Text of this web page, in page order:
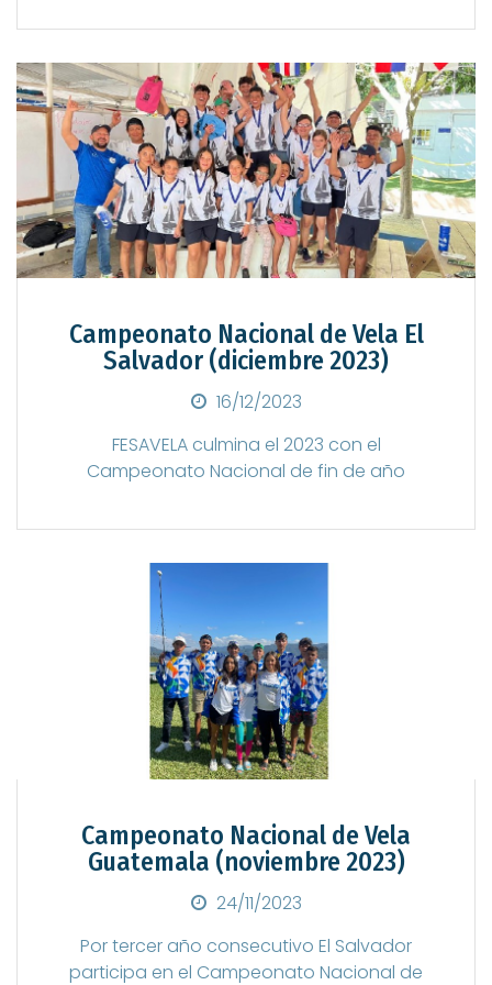
Campeonato Nacional de Vela El
Salvador (diciembre 2023)
Posted on
16/12/2023
FESAVELA culmina el 2023 con el
Campeonato Nacional de fin de año
Campeonato Nacional de Vela
Guatemala (noviembre 2023)
Posted on
24/11/2023
Por tercer año consecutivo El Salvador
participa en el Campeonato Nacional de